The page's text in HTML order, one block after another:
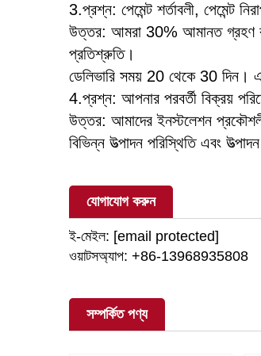
3.প্রশ্ন: পেমেন্ট শর্তাবলী, পেমেন্ট
উত্তর: আমরা 30% আমানত গ্রহণ
প্রতিশ্রুতি।
ডেলিভারি সময় 20 থেকে 30 দিন।
4.প্রশ্ন: আপনার পরবর্তী বিক্রয়
উত্তর: আমাদের ইনস্টলেশন
বিভিন্ন উত্পাদন পরিস্থিতি এবং
যোগাযোগ করুন
ই-মেইল: [email protected]
ওয়াটসঅ্যাপ: +86-13968935808
সম্পর্কিত পণ্য